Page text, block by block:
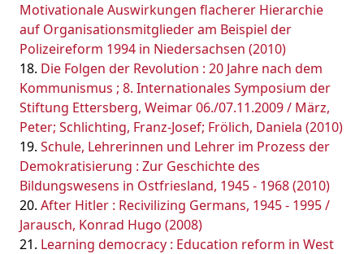
Motivationale Auswirkungen flacherer Hierarchie
auf Organisationsmitglieder am Beispiel der
Polizeireform 1994 in Niedersachsen (2010)
Die Folgen der Revolution : 20 Jahre nach dem
Kommunismus ; 8. Internationales Symposium der
Stiftung Ettersberg, Weimar 06./07.11.2009 / März,
Peter; Schlichting, Franz-Josef; Frölich, Daniela (2010)
Schule, Lehrerinnen und Lehrer im Prozess der
Demokratisierung : Zur Geschichte des
Bildungswesens in Ostfriesland, 1945 - 1968 (2010)
After Hitler : Recivilizing Germans, 1945 - 1995 /
Jarausch, Konrad Hugo (2008)
Learning democracy : Education reform in West